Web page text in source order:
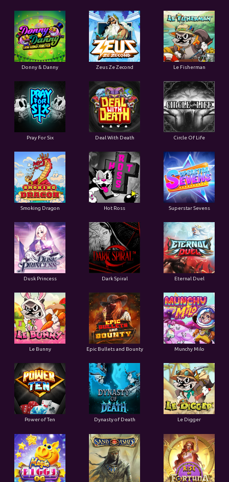
Donny & Danny Zeus Ze Zecond Le Fisherman
Pray For Six Deal With Death Circle Of Life
Smoking Dragon Hot Ross Superstar Sevens
Dusk Princess Dark Spiral Eternal Duel
Le Bunny Epic Bullets and Bounty Munchy Milo
Power of Ten Dynasty of Death Le Digger